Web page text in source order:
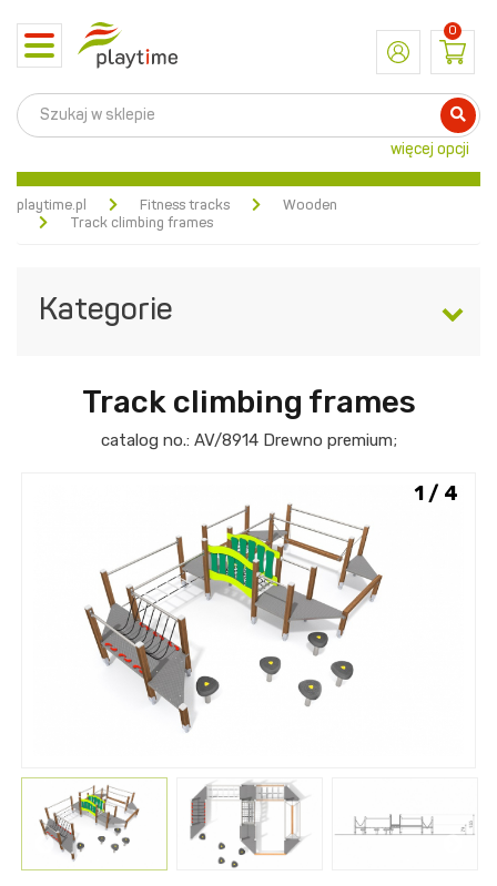
Toggle
navigation
0
więcej opcji
playtime.pl Fitness tracks
Wooden
Track climbing frames
Kategorie
Track climbing frames
catalog no.: AV/8914 Drewno premium;
1 / 4